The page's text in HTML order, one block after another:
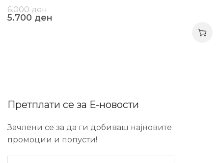
6.000ден
5.700 ден
Претплати се за Е-новости
Зачлени се за да ги добиваш најновите
промоции и попусти!